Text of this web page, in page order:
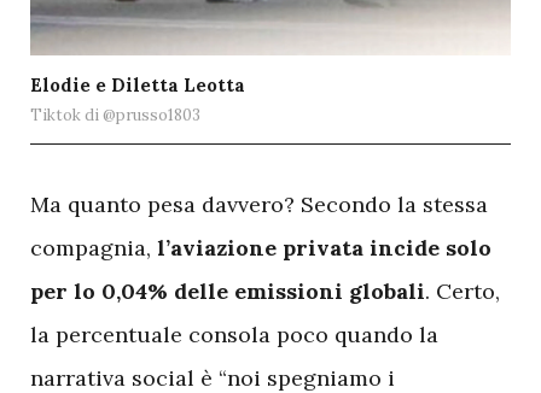
Elodie e Diletta Leotta
Tiktok di @prusso1803
Ma quanto pesa davvero? Secondo la stessa
compagnia, l’aviazione privata incide solo
per lo 0,04% delle emissioni globali. Certo,
la percentuale consola poco quando la
narrativa social è “noi spegniamo i